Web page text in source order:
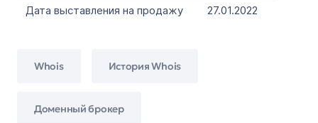
Дата выставления на продажу
27.01.2022
Whois История Whois
Доменный брокер